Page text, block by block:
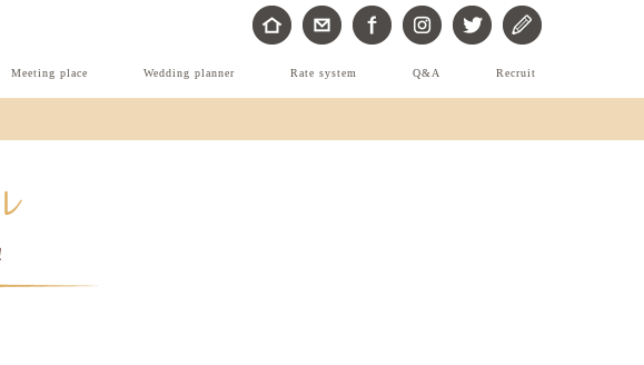
Meeting place Wedding planner Rate system Q&A Recruit